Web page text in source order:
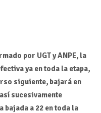
por UGT y ANPE, la
ya en toda la etapa,
siguiente, bajará en
sucesivamente
bajada a 22 en toda la